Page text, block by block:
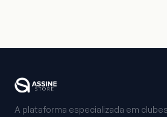
A plataforma especializada em